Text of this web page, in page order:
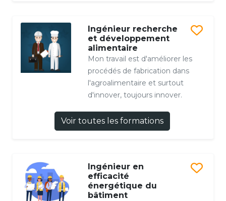
Ingénieur recherche
et développement
alimentaire
Mon travail est d'améliorer les
procédés de fabrication dans
l'agroalimentaire et surtout
d'innover, toujours innover.
Voir toutes les formations
Ingénieur en
efficacité
énergétique du
bâtiment